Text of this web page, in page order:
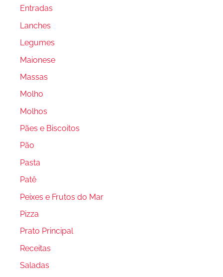
Entradas
Lanches
Legumes
Maionese
Massas
Molho
Molhos
Pães e Biscoitos
Pão
Pasta
Patê
Peixes e Frutos do Mar
Pizza
Prato Principal
Receitas
Saladas